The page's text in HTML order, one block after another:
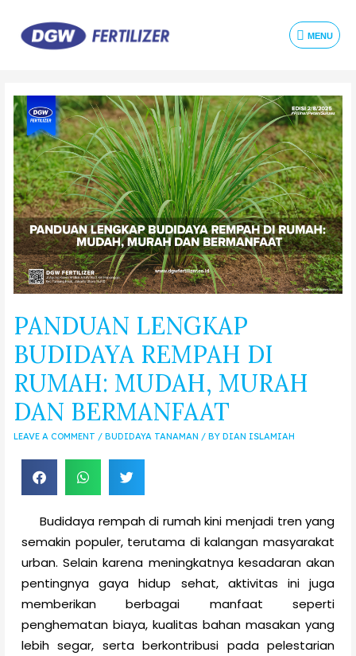
MENU
PANDUAN LENGKAP
BUDIDAYA REMPAH DI
RUMAH: MUDAH, MURAH
DAN BERMANFAAT
LEAVE A COMMENT / BUDIDAYA TANAMAN / BY DIAN ISLAMIAH
Budidaya rempah di rumah kini menjadi tren yang
semakin populer, terutama di kalangan masyarakat
urban. Selain karena meningkatnya kesadaran akan
pentingnya gaya hidup sehat, aktivitas ini juga
memberikan berbagai manfaat seperti
penghematan biaya, kualitas bahan masakan yang
lebih segar, serta berkontribusi pada pelestarian